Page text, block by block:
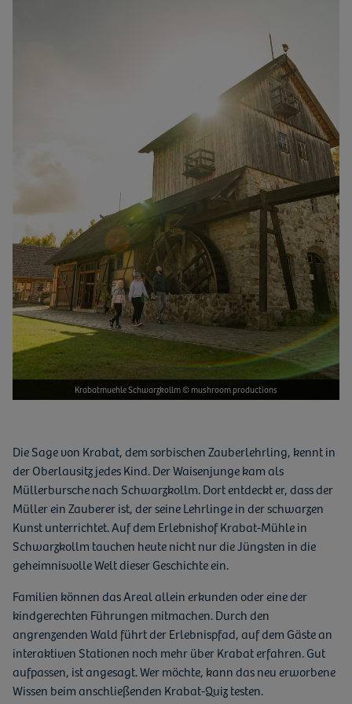
Krabatmuehle Schwarzkollm © mushroom productions
Die Sage von Krabat, dem sorbischen Zauberlehrling, kennt in
der Oberlausitz jedes Kind. Der Waisenjunge kam als
Müllerbursche nach Schwarzkollm. Dort entdeckt er, dass der
Müller ein Zauberer ist, der seine Lehrlinge in der schwarzen
Kunst unterrichtet. Auf dem Erlebnishof Krabat-Mühle in
Schwarzkollm tauchen heute nicht nur die Jüngsten in die
geheimnisvolle Welt dieser Geschichte ein.
Familien können das Areal allein erkunden oder eine der
kindgerechten Führungen mitmachen. Durch den
angrenzenden Wald führt der Erlebnispfad, auf dem Gäste an
interaktiven Stationen noch mehr über Krabat erfahren. Gut
aufpassen, ist angesagt. Wer möchte, kann das neu erworbene
Wissen beim anschließenden Krabat-Quiz testen.